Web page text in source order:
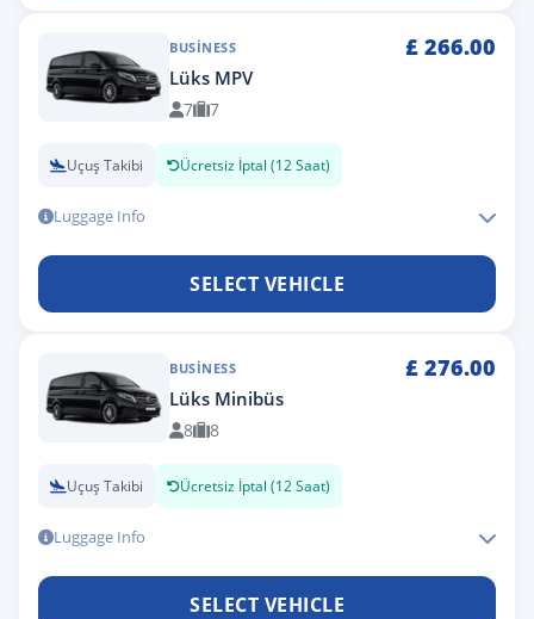
BUSINESS £ 266.00
Lüks MPV
7 7
Uçuş Takibi Ücretsiz İptal (12 Saat)
Luggage Info
SELECT VEHICLE
BUSINESS £ 276.00
Lüks Minibüs
8 8
Uçuş Takibi Ücretsiz İptal (12 Saat)
Luggage Info
SELECT VEHICLE